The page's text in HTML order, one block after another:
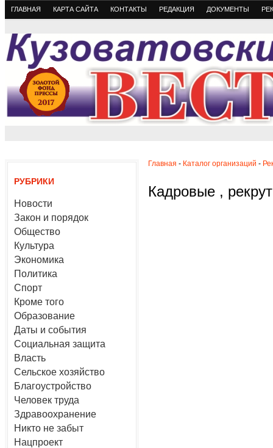
ГЛАВНАЯ КАРТА САЙТА КОНТАКТЫ РЕДАКЦИЯ ДОКУМЕНТЫ
РУБРИКИ
Новости
Закон и порядок
Общество
Культура
Экономика
Политика
Спорт
Кроме того
Образование
Даты и события
Социальная защита
Власть
Сельское хозяйство
Благоустройство
Человек труда
Здравоохранение
Никто не забыт
Нацпроект
Главная - Каталог организаций -
Кадровые ,